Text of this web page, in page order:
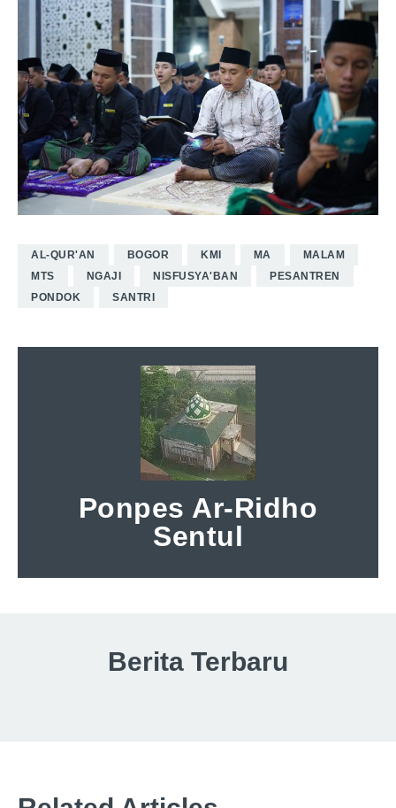
AL-QUR'AN BOGOR KMI MA
MALAM
MTS
NGAJI NISFUSYA'BAN
PESANTREN
PONDOK
SANTRI
Ponpes Ar-Ridho
Sentul
Berita Terbaru